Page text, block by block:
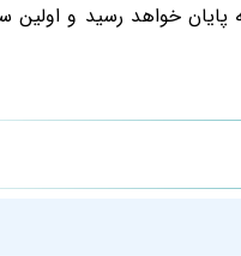
پایان خواهد رسید و